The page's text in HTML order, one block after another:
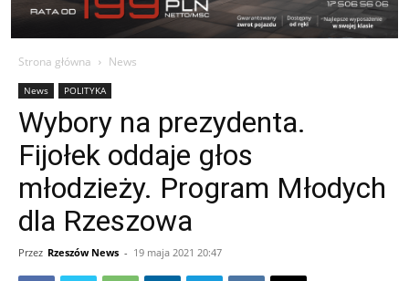
Strona główna News
News POLITYKA
Wybory na prezydenta.
Fijołek oddaje głos
młodzieży. Program Młodych
dla Rzeszowa
Przez Rzeszów News - 19 maja 2021 20:47